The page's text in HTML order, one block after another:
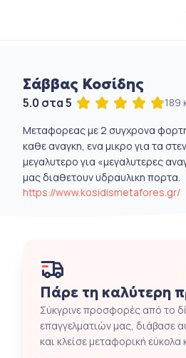
Σάββας Κοσίδης
5.0 στα 5 189
Μεταφορεας με 2 συγχρονα
καθε αναγκη, ενα μικρο για τα
μεγαλυτερο για «μεγαλυτερες
μας διαθετουν υδραυλικη πορτα.
https://www.kosidismetafores.gr/
Πάρε τη καλύτερη
Σύκγρινε προσφορές από το
επαγγελματιών μας, διάβασε
και κλείσε μεταφορική εύκολα